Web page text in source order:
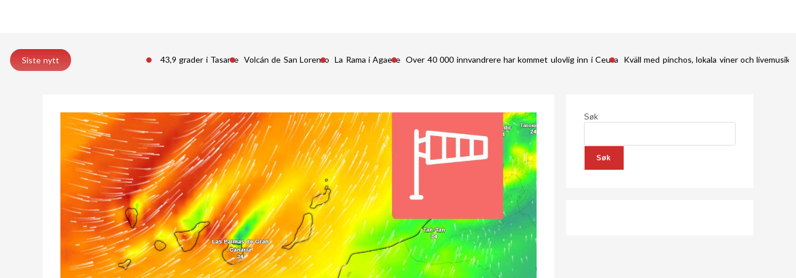
Siste nytt 43,9 grader i Tasarte Volcán de San Lorenzo La Rama i Agaete Over 40 000 innvandrere har kommet ulovlig inn i Ceuta Kväll med pinchos, lokala viner och livemusik
Søk
Søk